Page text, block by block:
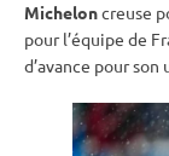
Micheloncreuse
pour l’équipe de
d’avance pour